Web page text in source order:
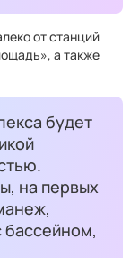
от станций
а также
будет
на первых